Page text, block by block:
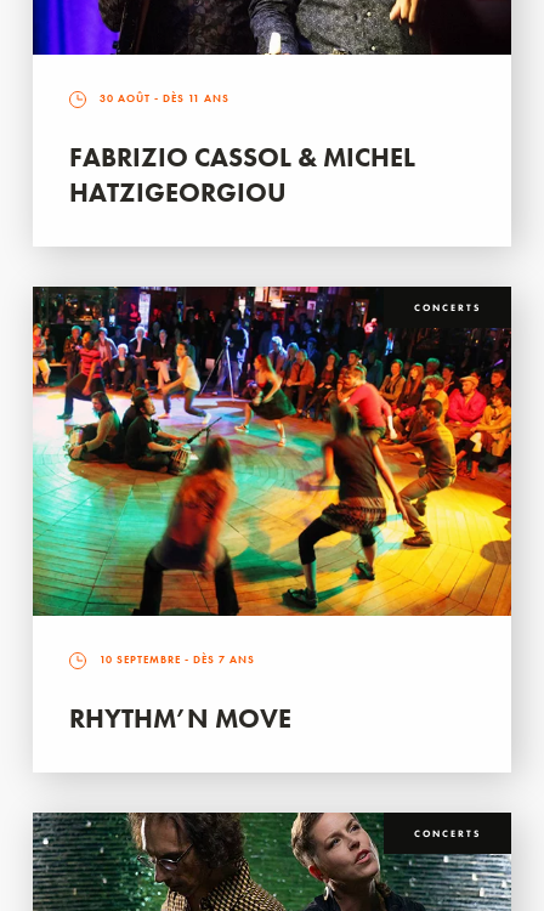
30 AOÛT - DÈS 11 ANS
FABRIZIO CASSOL & MICHEL
HATZIGEORGIOU
CONCERTS
10 SEPTEMBRE - DÈS 7 ANS
RHYTHM’N MOVE
CONCERTS